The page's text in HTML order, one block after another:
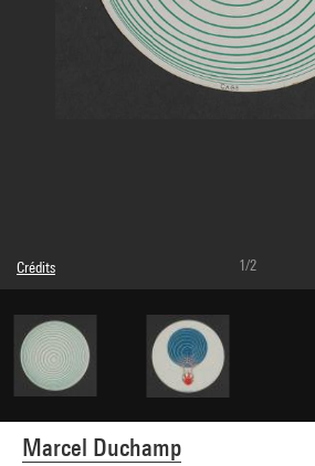
Marcel Duchamp
Crédits
Légende : Rotorelief Mongolfière
© Association Marcel Duchamp / Adagp, Paris
Crédit photographique : Centre Pompidou, MNAM-
GrandPalaisRmn
Réf. image : 4N64218
Diffusion image :
GrandPalaisRmnPhoto
1/2